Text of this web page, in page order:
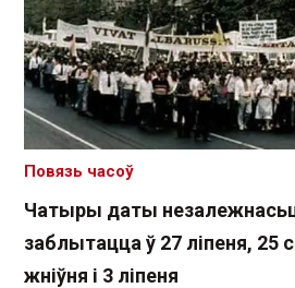
Чатыры даты
заблытацца ў 27 ліпеня, 25
жніўня і 3 ліпеня
Повязь часоў